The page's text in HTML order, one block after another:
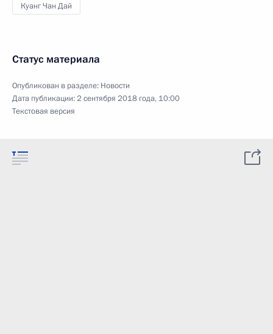
Куанг Чан Дай
Статус материала
Опубликован в разделе: Новости
Дата публикации:2 сентября 2018 года, 10:00
Текстовая версия